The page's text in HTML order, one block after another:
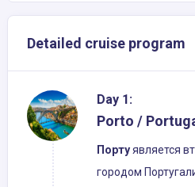
Detailed cruise program
Day 1:
Porto /
Портуявляется
городом